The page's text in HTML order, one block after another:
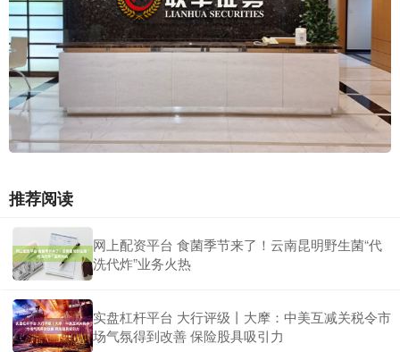
推荐阅读
网上配资平台 食菌季节来了！云南昆明野生菌“代
洗代炸”业务火热
实盘杠杆平台 大行评级丨大摩：中美互减关税令市
场气氛得到改善 保险股具吸引力